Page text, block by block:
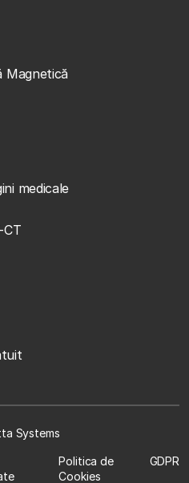
Magnetică
medicale
CT
Systems
Politica de
Cookies
GDPR